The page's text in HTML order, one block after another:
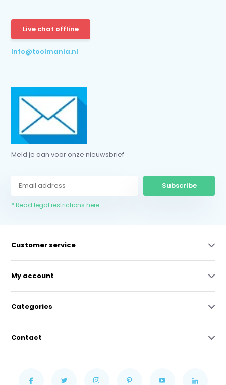
Live chat offline
Info@toolmania.nl
Meld je aan voor onze nieuwsbrief
Subscribe
* Read legal restrictions here
Customer service
My account
Categories
Contact
* Read legal restrictions here